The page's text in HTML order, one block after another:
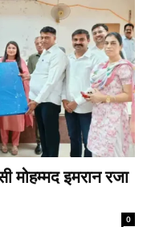
मोहम्मद इमरान रजा
0